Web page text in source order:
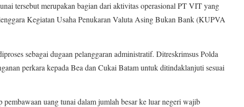
tersebut merupakan bagian dari aktivitas operasional PT VIT yang
Kegiatan Usaha Penukaran Valuta Asing Bukan Bank (KUPVA
sebagai dugaan pelanggaran administratif. Ditreskrimsus Polda
perkara kepada Bea dan Cukai Batam untuk ditindaklanjuti sesuai
pembawaan uang tunai dalam jumlah besar ke luar negeri wajib